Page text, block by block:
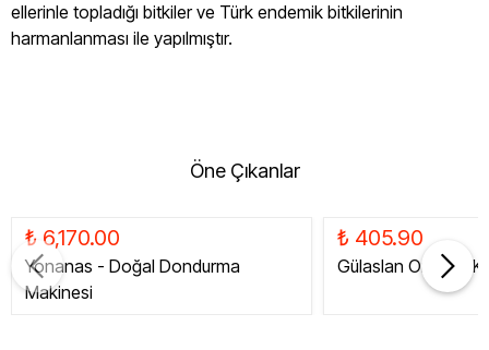
ellerinle topladığı bitkiler ve Türk endemik bitkilerinin
harmanlanması ile yapılmıştır.
Öne Çıkanlar
₺ 6,170.00
Yonanas - Doğal Dondurma
Makinesi
₺ 405.90
Gülaslan Organik